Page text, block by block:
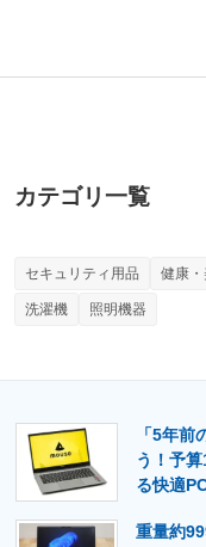
バイスの未来
コミュニティ
・活用を支援
カテゴリ一覧
セキュリティ用品 健康
洗濯機 照明機器
「5年前
う！予
る快適
重量約